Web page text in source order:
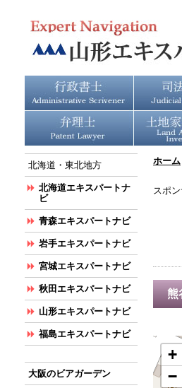
ホーム
スポ
熊
+
−
北海道・東北地方
北海道エキスパートナ
ビ
青森エキスパートナビ
岩手エキスパートナビ
宮城エキスパートナビ
秋田エキスパートナビ
山形エキスパートナビ
福島エキスパートナビ
大阪のビアガーデン